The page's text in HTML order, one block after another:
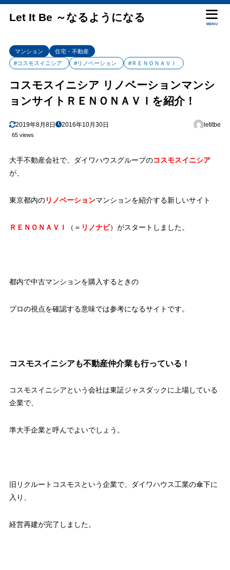
Let It Be ～なるようになる
MENU
マンション
住宅・不動産
#コスモスイニシア
#リノベーション #ＲＥＮＯＮＡＶＩ
コスモスイニシア リノベーションマンシ
ョンサイトＲＥＮＯＮＡＶＩを紹介！
2019年8月8日 2016年10月30日 letitbe
65 views
大手不動産会社で、ダイワハウスグループのコスモスイニシア
が、
東京都内のリノベーションマンションを紹介する新しいサイト
ＲＥＮＯＮＡＶＩ （＝ リノナビ）がスタートしました。
都内で中古マンションを購入するときの
プロの視点を確認する意味では参考になるサイトです。
コスモスイニシアも不動産仲介業も行っている！
コスモスイニシアという会社は東証ジャスダックに上場している
企業で、
準大手企業と呼んでよいでしょう。
旧リクルートコスモスという企業で、ダイワハウス工業の傘下に
入り、
経営再建が完了しました。